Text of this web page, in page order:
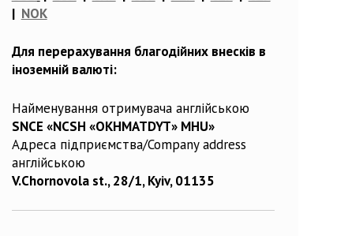
| NOK
Для перерахування благодійних внесків в
іноземній валюті:
Найменування отримувача англійською
SNCE «NCSH «OKHMATDYT» MHU»
Адреса підприємства/Company address
англійською
V.Chornovola st., 28/1, Kyiv, 01135